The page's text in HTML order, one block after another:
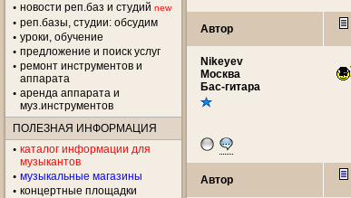
новости реп.баз и студий new
реп.базы, студии: обсудим
уроки, обучение
предложение и поиск услуг
ремонт инструментов и
аппарата
аренда аппарата и
муз.инструментов
ПОЛЕЗНАЯ ИНФОРМАЦИЯ
каталог информации для
музыкантов
музыкальные магазины
концертные площадки
Автор
Nikeyev
Москва
Бас-гитара
Автор